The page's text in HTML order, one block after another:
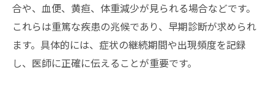
合や、血便、黄疸、体重減少が見られる場合などです。
これらは重篤な疾患の兆候であり、早期診断が求められ
ます。具体的には、症状の継続期間や出現頻度を記録
し、医師に正確に伝えることが重要です。